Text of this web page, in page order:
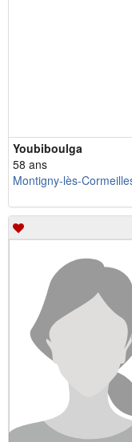
Youbiboulga
58 ans
Montigny-lès-